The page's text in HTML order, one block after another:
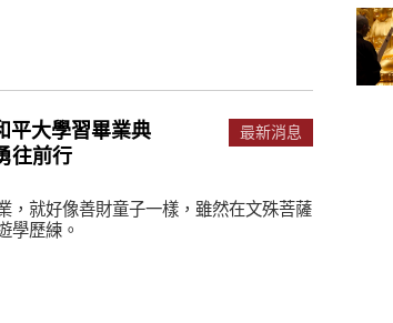
平大學習畢業典
往前行
，就好像善財童子一樣，雖然在文殊菩薩
學歷練。
最新消息